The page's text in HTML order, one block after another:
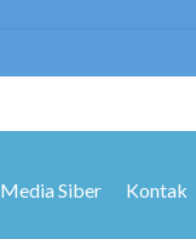
Siber Kontak